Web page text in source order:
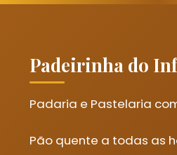
Padeirinha do
Padaria e Pastelaria
Pão quente a todas as